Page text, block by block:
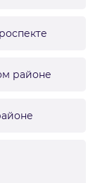
районе